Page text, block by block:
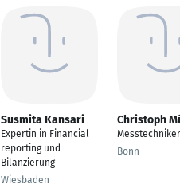
Susmita Kansari
Expertin in Financial
reporting und
Bilanzierung
Wiesbaden
Christoph
Messtechniker
Bonn